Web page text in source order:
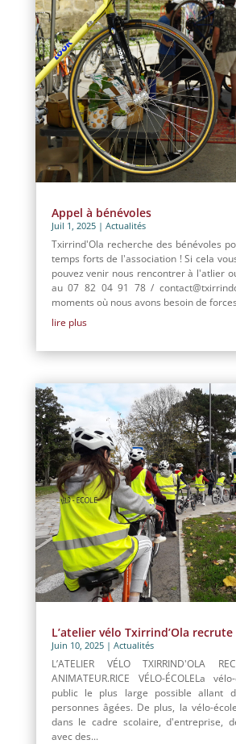
Appel à bénévoles
Juil 1, 2025| Actualités
Txirrind'Ola recherche des bénévoles
temps forts de l'association ! Si cela
pouvez venir nous rencontrer à l'atlier
au 07 82 04 91 78 /
moments où nous avons besoin de
lire plus
L’atelier vélo Txirrind’Ola recrute
Juin 10, 2025| Actualités
L’ATELIER VÉLO TXIRRIND'OLA
ANIMATEUR.RICE VÉLO-ÉCOLELa
public le plus large possible allant
personnes âgées. De plus, la vélo-
dans le cadre scolaire, d'entreprise,
avec des...